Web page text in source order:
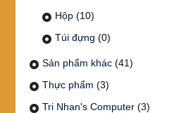
Hộp (10)
Túi đựng (0)
Sản phẩm khác (41)
Thực phẩm (3)
Tri Nhan's Computer (3)